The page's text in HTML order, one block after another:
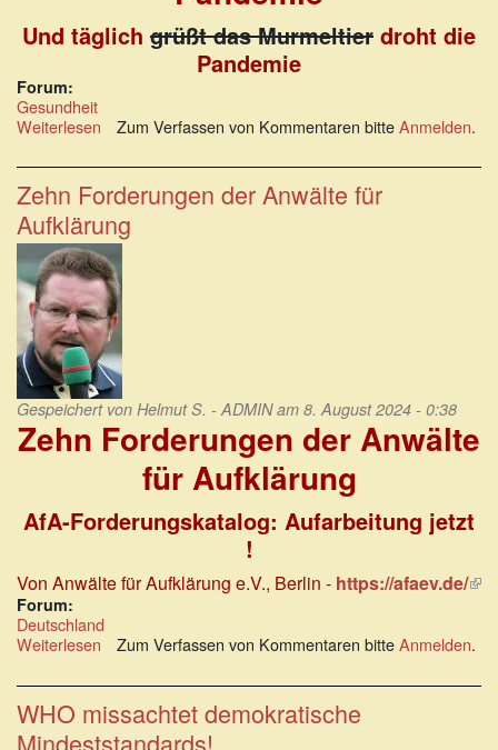
Und täglich grüßt das Murmeltier droht die
Pandemie
Forum:
Gesundheit
Weiterlesen über
Nach
der
Pandemie
ist
vor
der
Pandemie
Zum Verfassen von Kommentaren bitteAnmelden.
Zehn Forderungen der Anwälte für
Aufklärung
Gespeichert von Helmut S. - ADMINam 8. August 2024 - 0:38
Zehn Forderungen der Anwälte
für Aufklärung
AfA-Forderungskatalog: Aufarbeitung jetzt
!
Von Anwälte für Aufklärung e.V., Berlin - https://afaev.de/
Forum:
Deutschland
Weiterlesen über
Forderungen
der
Anwälte
für
Zum Verfassen von Kommentaren bitteAnmelden.
WHO missachtet demokratische
Mindeststandards!